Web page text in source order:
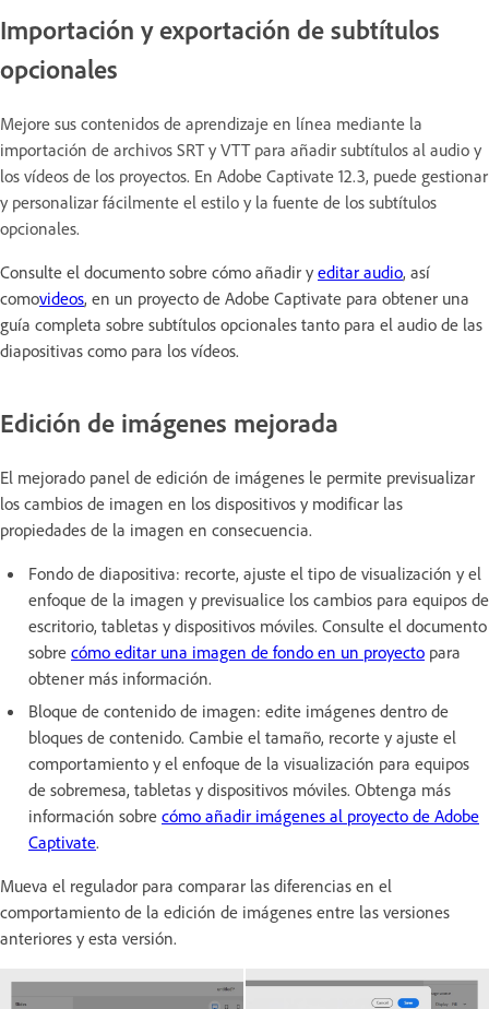
Importación y exportación de subtítulos
opcionales
Mejore sus contenidos de aprendizaje en línea mediante la
importación de archivos SRT y VTT para añadir subtítulos al audio y
los vídeos de los proyectos. En Adobe Captivate 12.3, puede gestionar
y personalizar fácilmente el estilo y la fuente de los subtítulos
opcionales.
Consulte el documento sobre cómo añadir y editar audio, así
comovideos, en un proyecto de Adobe Captivate para obtener una
guía completa sobre subtítulos opcionales tanto para el audio de las
diapositivas como para los vídeos.
Edición de imágenes mejorada
El mejorado panel de edición de imágenes le permite previsualizar
los cambios de imagen en los dispositivos y modificar las
propiedades de la imagen en consecuencia.
Fondo de diapositiva: recorte, ajuste el tipo de visualización y el
enfoque de la imagen y previsualice los cambios para equipos de
escritorio, tabletas y dispositivos móviles. Consulte el documento
sobre cómo editar una imagen de fondo en un proyecto para
obtener más información.
Bloque de contenido de imagen: edite imágenes dentro de
bloques de contenido. Cambie el tamaño, recorte y ajuste el
comportamiento y el enfoque de la visualización para equipos
de sobremesa, tabletas y dispositivos móviles. Obtenga más
información sobre cómo añadir imágenes al proyecto de Adobe
Captivate.
Mueva el regulador para comparar las diferencias en el
comportamiento de la edición de imágenes entre las versiones
anteriores y esta versión.